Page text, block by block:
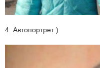
4. Автопортрет )